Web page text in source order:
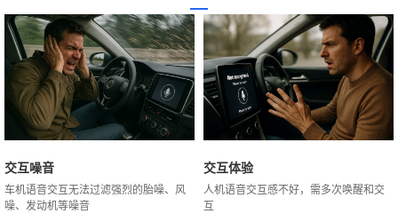
行
业
痛
点
交互噪音
车机语音交互无法过滤强烈的胎噪、风
噪、发动机等噪音
交互体验
人机语音交互感不好，需多次唤醒和交
互